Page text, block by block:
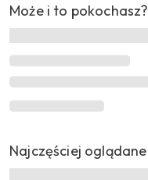
Może i to pokochasz?
Najczęściej oglądane